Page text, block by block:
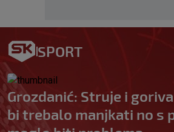
SPORT
Grozdanić: Struje i
bi trebalo manjkati no s